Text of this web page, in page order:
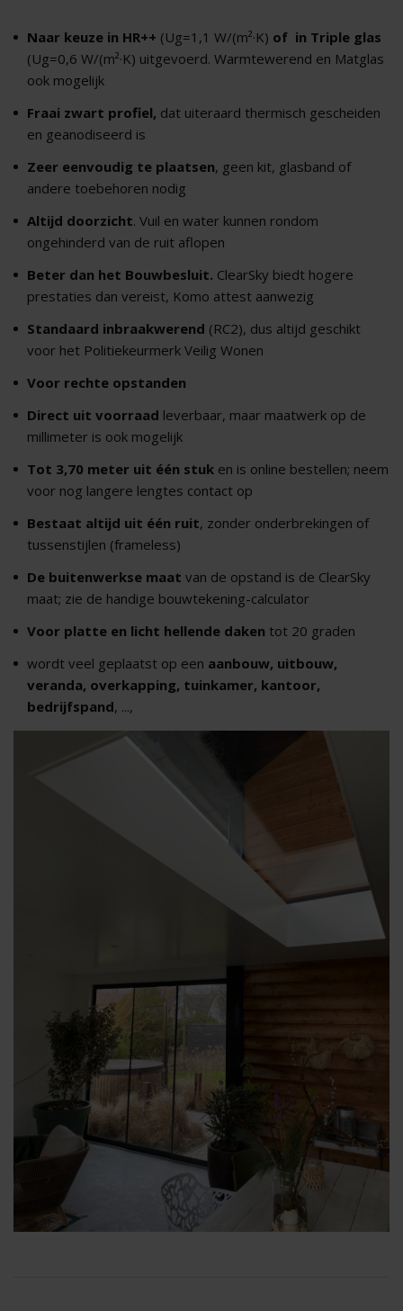
Naar keuze in HR++ (Ug=1,1 W/(m²·K) of in Triple glas
(Ug=0,6 W/(m²·K) uitgevoerd. Warmtewerend en Matglas
ook mogelijk
Fraai zwart profiel, dat uiteraard thermisch gescheiden
en geanodiseerd is
Zeer eenvoudig te plaatsen, geen kit, glasband of
andere toebehoren nodig
Altijd doorzicht. Vuil en water kunnen rondom
ongehinderd van de ruit aflopen
Beter dan het Bouwbesluit. ClearSky biedt hogere
prestaties dan vereist, Komo attest aanwezig
Standaard inbraakwerend (RC2), dus altijd geschikt
voor het Politiekeurmerk Veilig Wonen
Voor rechte opstanden
Direct uit voorraad leverbaar, maar maatwerk op de
millimeter is ook mogelijk
Tot 3,70 meter uit één stuk en is online bestellen; neem
voor nog langere lengtes contact op
Bestaat altijd uit één ruit, zonder onderbrekingen of
tussenstijlen (frameless)
De buitenwerkse maat van de opstand is de ClearSky
maat; zie de handige bouwtekening-calculator
Voor platte en licht hellende daken tot 20 graden
wordt veel geplaatst op een aanbouw, uitbouw,
veranda, overkapping, tuinkamer, kantoor,
bedrijfspand, ...,